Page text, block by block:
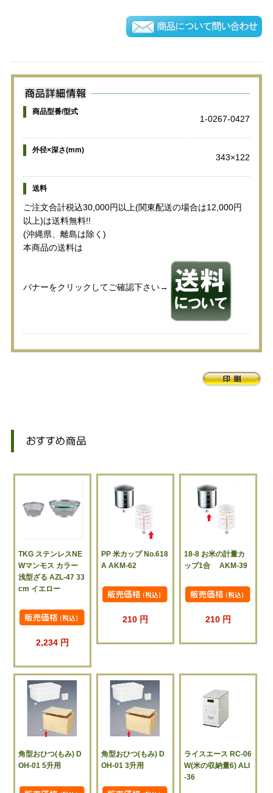
商品型番/型式
1-0267-0427
外径×深さ(mm)
343×122
送料
ご注文合計税込30,000円以上(関東配送の場合は12,000円
以上)は送料無料!!
(沖縄県、離島は除く)
本商品の送料は
バナーをクリックしてご確認下さい→
TKG ステンレスNE
Wマンモス カラー
浅型ざる AZL-47 33
cm イエロー
2,234 円
PP 米カップ No.618
A AKM-62
210 円
18-8 お米の計量カ
ップ1合 AKM-39
210 円
角型おひつ(もみ) D
OH-01 5升用
角型おひつ(もみ) D
OH-01 3升用
ライスエース RC-06
W(米の収納量6) ALI
-36